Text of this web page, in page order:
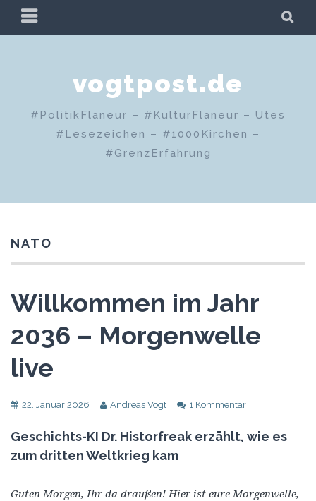
Zum
PRIMÄRES
MENÜ
vogtpost.de
#PolitikFlaneur – #KulturFlaneur – Utes
#Lesezeichen – #1000Kirchen –
#GrenzErfahrung
NATO
Willkommen im Jahr
2036 – Morgenwelle
live
22. Januar 2026 Andreas Vogt 1 Kommentar
Geschichts-KI Dr. Historfreak erzählt, wie es
zum dritten Weltkrieg kam
Guten Morgen, Ihr da draußen! Hier ist eure Morgenwelle,